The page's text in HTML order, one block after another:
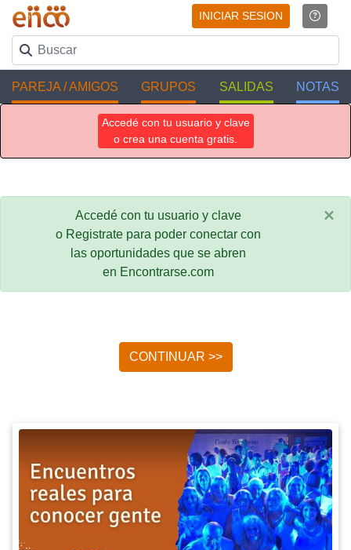
INICIAR SESION
PAREJA / AMIGOS GRUPOS SALIDAS NOTAS
Accedé con tu usuario y clave
o crea una cuenta gratis.
Accedé con tu usuario y clave
o Registrate para poder conectar con
las oportunidades que se abren
en Encontrarse.com
×
CONTINUAR >>